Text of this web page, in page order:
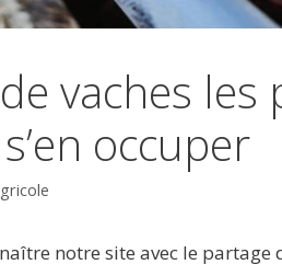
vaches
occuper
notre site avec le